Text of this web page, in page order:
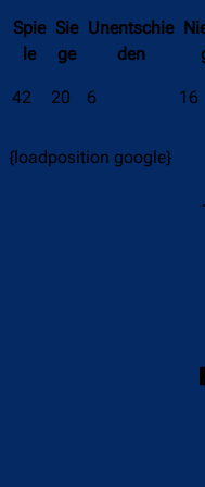
Spie
le
Sie
ge
Unentschie
den
42 20 6 16
{loadposition google}